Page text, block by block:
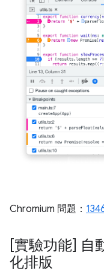
Chromium 問題：
[實驗功能] 自
化排版